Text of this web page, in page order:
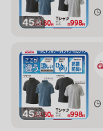
45枚
45枚